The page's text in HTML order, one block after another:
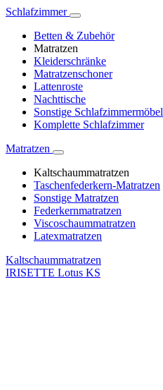
Schlafzimmer
Betten & Zubehör
Matratzen
Kleiderschränke
Matratzenschoner
Lattenroste
Nachttische
Sonstige Schlafzimmermöbel
Komplette Schlafzimmer
Matratzen
Kaltschaummatratzen
Taschenfederkern-Matratzen
Sonstige Matratzen
Federkernmatratzen
Viscoschaummatratzen
Latexmatratzen
Kaltschaummatratzen
IRISETTE Lotus KS